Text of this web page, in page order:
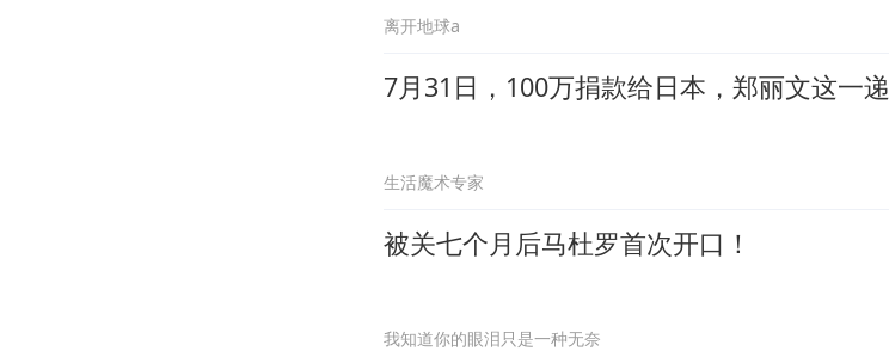
离开地球a
7月31日，100万捐款给日本，郑丽文这一递
生活魔术专家
被关七个月后马杜罗首次开口！
我知道你的眼泪只是一种无奈